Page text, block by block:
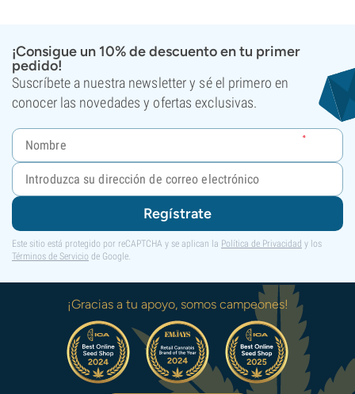
¡Consigue un 10% de descuento en tu primer
pedido!
Suscríbete a nuestra newsletter y sé el primero en
conocer las novedades y ofertas exclusivas.
Regístrate
Este sitio está protegido por reCAPTCHA y se aplican la Política de Privacidad y los
Términos de Servicio de Google.
¡Gracias a tu apoyo, somos campeones!